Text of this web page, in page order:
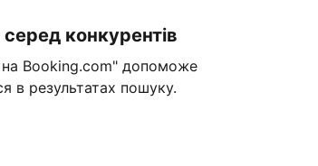
серед конкурентів
Booking.com" допоможе
в результатах пошуку.